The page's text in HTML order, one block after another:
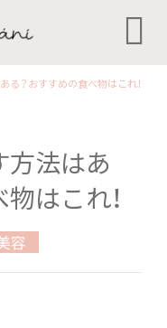

る？おすすめの食べ物はこれ！
方法はあ
はこれ！
容